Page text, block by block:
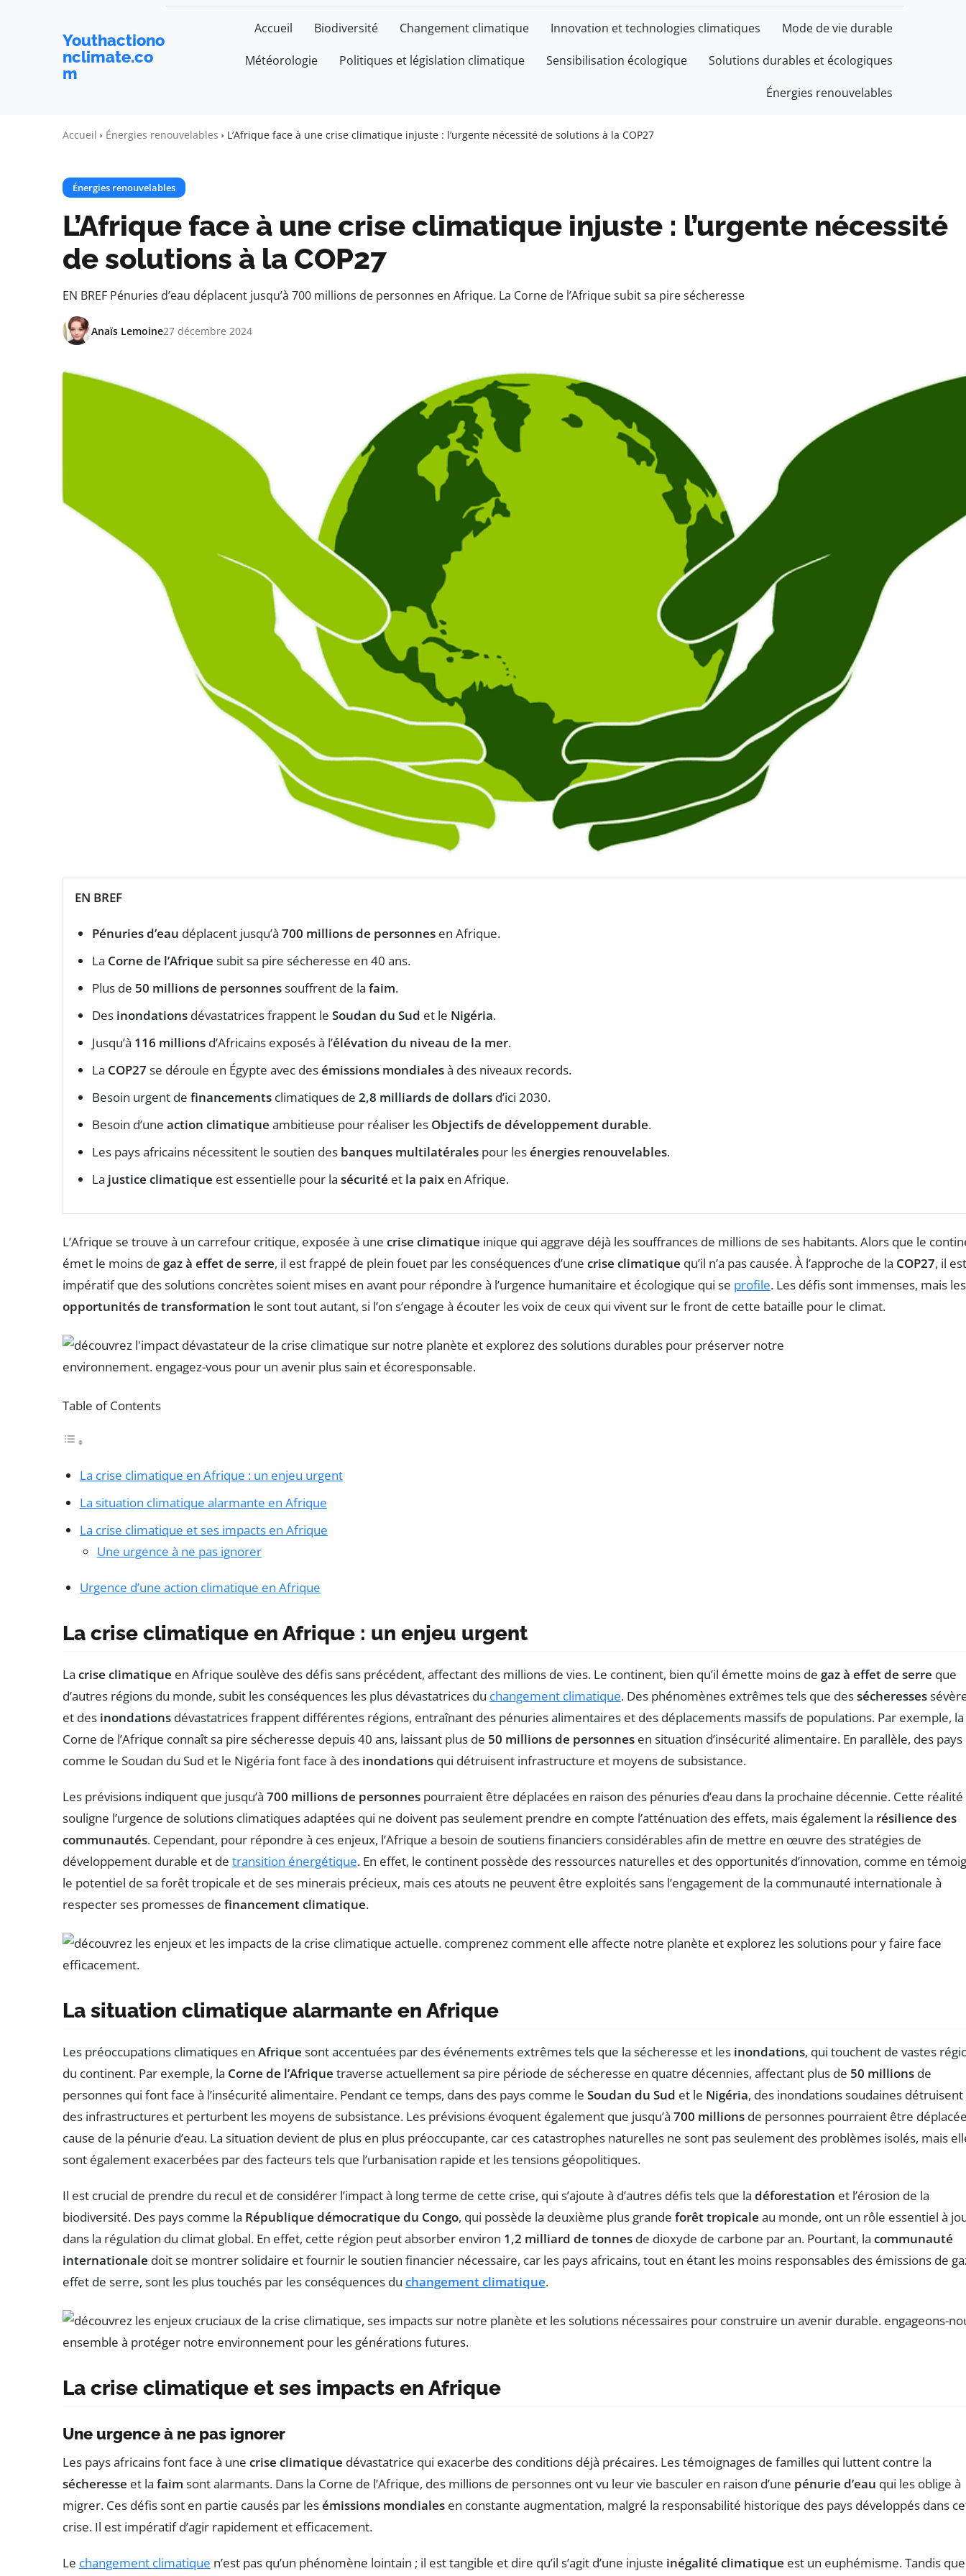
Youthactiono
nclimate.co
m
Accueil Biodiversité Changement climatique Innovation et technologies climatiques Mode de vie durable
Météorologie Politiques et législation climatique Sensibilisation écologique Solutions durables et écologiques
Énergies renouvelables
Accueil Énergies renouvelables L’Afrique face à une crise climatique injuste : l’urgente nécessité de solutions à la COP27
Énergies renouvelables
L’Afrique face à une crise climatique injuste : l’urgente nécessité
de solutions à la COP27
EN BREF Pénuries d’eau déplacent jusqu’à 700 millions de personnes en Afrique. La Corne de l’Afrique subit sa pire sécheresse
Anaïs Lemoine27 décembre 2024
EN BREF
Pénuries d’eau déplacent jusqu’à 700 millions de personnes en Afrique.
La Corne de l’Afrique subit sa pire sécheresse en 40 ans.
Plus de 50 millions de personnessouffrent de la faim.
Des inondations dévastatrices frappent le Soudan du Sud et le Nigéria.
Jusqu’à 116 millions d’Africains exposés à l’élévation du niveau de la mer.
La COP27 se déroule en Égypte avec desémissions mondialesà des niveaux records.
Besoin urgent de financements climatiques de 2,8 milliards de dollars d’ici 2030.
Besoin d’une action climatique ambitieuse pour réaliser les Objectifs de développement durable.
Les pays africains nécessitent le soutien des banques multilatérales pour lesénergies renouvelables.
La justice climatique est essentielle pour la sécurité et la paix en Afrique.
L’Afrique se trouve à un carrefour critique, exposée à une crise climatique inique qui aggrave déjà les souffrances de millions de ses habitants. Alors que le
émet le moins de gaz à effet de serre, il est frappé de plein fouet par les conséquences d’une crise climatique qu’il n’a pas causée. À l’approche de la COP27, il est
impératif que des solutions concrètes soient mises en avant pour répondre à l’urgence humanitaire et écologique qui se profile. Les défis sont immenses, mais les
opportunités de transformation le sont tout autant, si l’on s’engage à écouter les voix de ceux qui vivent sur le front de cette bataille pour le climat.
Table of Contents
La crise climatique en Afrique : un enjeu urgent
La situation climatique alarmante en Afrique
La crise climatique et ses impacts en Afrique
Une urgence à ne pas ignorer
Urgence d’une action climatique en Afrique
La crise climatique en Afrique : un enjeu urgent
La crise climatique en Afrique soulève des défis sans précédent, affectant des millions de vies. Le continent, bien qu’il émette moins de gaz à effet de serre que
d’autres régions du monde, subit les conséquences les plus dévastatrices du changement climatique. Des phénomènes extrêmes tels que dessécheresses
et des inondations dévastatrices frappent différentes régions, entraînant des pénuries alimentaires et des déplacements massifs de populations. Par exemple, la
Corne de l’Afrique connaît sa pire sécheresse depuis 40 ans, laissant plus de 50 millions de personnes en situation d’insécurité alimentaire. En parallèle, des pays
comme le Soudan du Sud et le Nigéria font face à des inondations qui détruisent infrastructure et moyens de subsistance.
Les prévisions indiquent que jusqu’à 700 millions de personnes pourraient être déplacées en raison des pénuries d’eau dans la prochaine décennie. Cette réalité
souligne l’urgence de solutions climatiques adaptées qui ne doivent pas seulement prendre en compte l’atténuation des effets, mais également la résilience des
communautés. Cependant, pour répondre à ces enjeux, l’Afrique a besoin de soutiens financiers considérables afin de mettre en œuvre des stratégies de
développement durable et de transition énergétique. En effet, le continent possède des ressources naturelles et des opportunités d’innovation, comme en
le potentiel de sa forêt tropicale et de ses minerais précieux, mais ces atouts ne peuvent être exploités sans l’engagement de la communauté internationale à
respecter ses promesses de financement climatique.
La situation climatique alarmante en Afrique
Les préoccupations climatiques en Afrique sont accentuées par des événements extrêmes tels que la sécheresse et les inondations, qui touchent de vastes
du continent. Par exemple, la Corne de l’Afrique traverse actuellement sa pire période de sécheresse en quatre décennies, affectant plus de 50 millions de
personnes qui font face à l’insécurité alimentaire. Pendant ce temps, dans des pays comme le Soudan du Sud et le Nigéria, des inondations soudaines détruisent
des infrastructures et perturbent les moyens de subsistance. Les prévisions évoquent également que jusqu’à 700 millions de personnes pourraient être
cause de la pénurie d’eau. La situation devient de plus en plus préoccupante, car ces catastrophes naturelles ne sont pas seulement des problèmes isolés, mais
sont également exacerbées par des facteurs tels que l’urbanisation rapide et les tensions géopolitiques.
Il est crucial de prendre du recul et de considérer l’impact à long terme de cette crise, qui s’ajoute à d’autres défis tels que la déforestation et l’érosion de la
biodiversité. Des pays comme la République démocratique du Congo, qui possède la deuxième plus grande forêt tropicale au monde, ont un rôle essentiel à
dans la régulation du climat global. En effet, cette région peut absorber environ 1,2 milliard de tonnes de dioxyde de carbone par an. Pourtant, la communauté
internationale doit se montrer solidaire et fournir le soutien financier nécessaire, car les pays africains, tout en étant les moins responsables des émissions de
effet de serre, sont les plus touchés par les conséquences du changement climatique.
La crise climatique et ses impacts en Afrique
Une urgence à ne pas ignorer
Les pays africains font face à une crise climatique dévastatrice qui exacerbe des conditions déjà précaires. Les témoignages de familles qui luttent contre la
sécheresse et la faim sont alarmants. Dans la Corne de l’Afrique, des millions de personnes ont vu leur vie basculer en raison d’une pénurie d’eau qui les oblige à
migrer. Ces défis sont en partie causés par lesémissions mondiales en constante augmentation, malgré la responsabilité historique des pays développés dans
crise. Il est impératif d’agir rapidement et efficacement.
Le changement climatique n’est pas qu’un phénomène lointain ; il est tangible et dire qu’il s’agit d’une injuste inégalité climatique est un euphémisme. Tandis que